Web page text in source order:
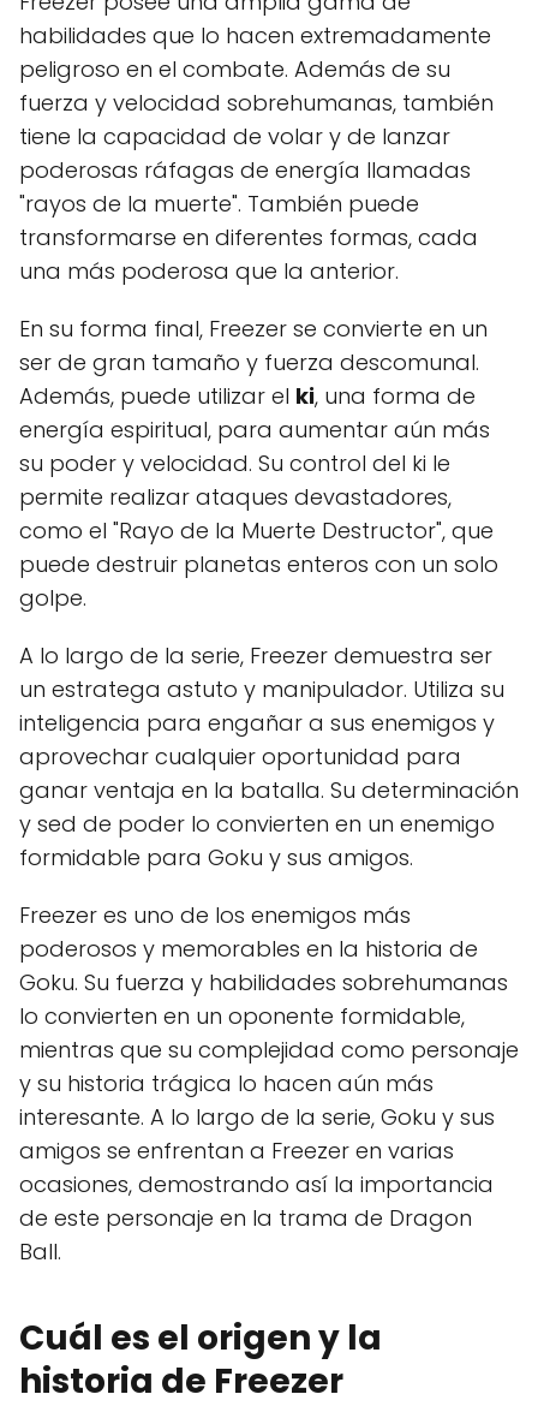
habilidades que lo hacen extremadamente
peligroso en el combate. Además de su
fuerza y velocidad sobrehumanas, también
tiene la capacidad de volar y de lanzar
poderosas ráfagas de energía llamadas
"rayos de la muerte". También puede
transformarse en diferentes formas, cada
una más poderosa que la anterior.
En su forma final, Freezer se convierte en un
ser de gran tamaño y fuerza descomunal.
Además, puede utilizar el ki, una forma de
energía espiritual, para aumentar aún más
su poder y velocidad. Su control del ki le
permite realizar ataques devastadores,
como el "Rayo de la Muerte Destructor", que
puede destruir planetas enteros con un solo
golpe.
A lo largo de la serie, Freezer demuestra ser
un estratega astuto y manipulador. Utiliza su
inteligencia para engañar a sus enemigos y
aprovechar cualquier oportunidad para
ganar ventaja en la batalla. Su determinación
y sed de poder lo convierten en un enemigo
formidable para Goku y sus amigos.
Freezer es uno de los enemigos más
poderosos y memorables en la historia de
Goku. Su fuerza y habilidades sobrehumanas
lo convierten en un oponente formidable,
mientras que su complejidad como personaje
y su historia trágica lo hacen aún más
interesante. A lo largo de la serie, Goku y sus
amigos se enfrentan a Freezer en varias
ocasiones, demostrando así la importancia
de este personaje en la trama de Dragon
Ball.
Cuál es el origen y la
historia de Freezer